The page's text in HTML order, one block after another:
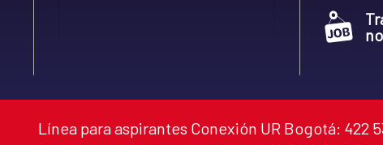
Línea para aspirantes Conexión UR Bogotá: 422